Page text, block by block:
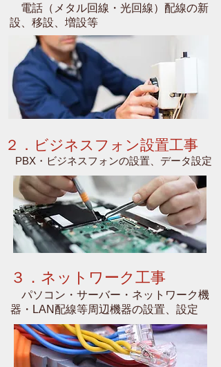
電話（メタル回線・光回線）配線の新
設、移設、増設等
２．ビジネスフォン設置工事
PBX・ビジネスフォンの設置、データ設定
３．ネットワーク工事
パソコン・サーバー・ネットワーク機
器・LAN配線等周辺機器の設置、設定